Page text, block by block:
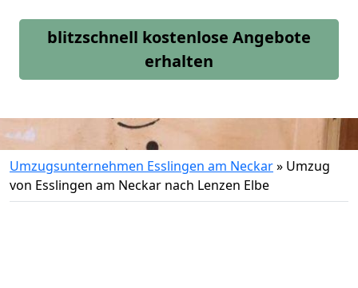
blitzschnell kostenlose Angebote
erhalten
Umzugsunternehmen Esslingen am Neckar» Umzug
von Esslingen am Neckar nach Lenzen Elbe